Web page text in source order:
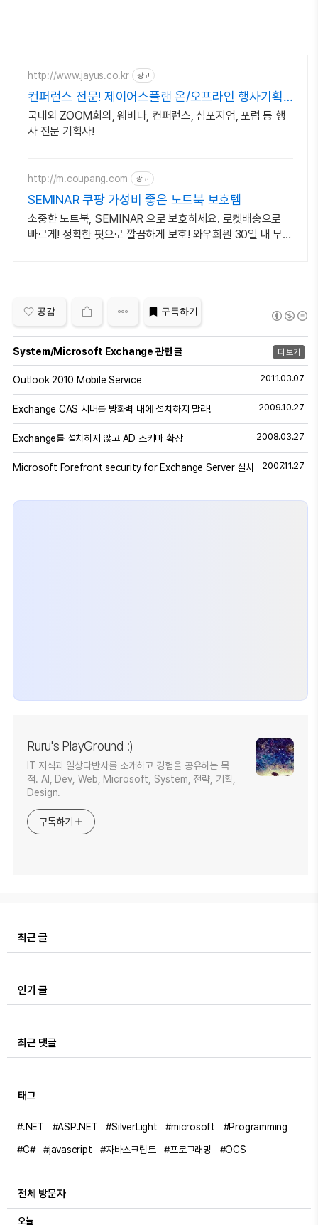
http://www.jayus.co.kr 광고
컨퍼런스 전문! 제이어스플랜 온/오프라인 행사기획
대행!
국내외 ZOOM회의, 웨비나, 컨퍼런스, 심포지엄, 포럼 등 행
사 전문 기획사!
http://m.coupang.com 광고
SEMINAR 쿠팡 가성비 좋은 노트북 보호템
소중한 노트북, SEMINAR 으로 보호하세요. 로켓배송으로
빠르게! 정확한 핏으로 깔끔하게 보호! 와우회원 30일 내 무료
공감 구독하기
System/Microsoft Exchange 관련 글 더 보기
Outlook 2010 Mobile Service 2011.03.07
Exchange CAS 서버를 방화벽 내에 설치하지 말라! 2009.10.27
Exchange를 설치하지 않고 AD 스키마 확장 2008.03.27
Microsoft Forefront security for Exchange Server 설치 2007.11.27
Ruru's PlayGround :)
IT 지식과 일상다반사를 소개하고 경험을 공유하는 목
적. AI, Dev, Web, Microsoft, System, 전략, 기획,
Design.
구독하기
최근 글
인기 글
최근 댓글
태그
#.NET #ASP.NET #SilverLight #microsoft
#Programming
#C#
#javascript #자바스크립트 #프로그래밍 #OCS
전체 방문자
오늘